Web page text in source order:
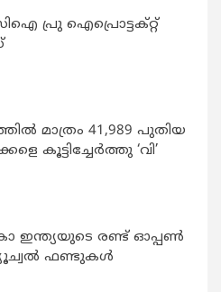
പ്രു ഐപ്രൊട്ടക്റ്റ്
മാത്രം 41,989 പുതിയ
കൂട്ടിച്ചേർത്തു ‘വി’
ഇന്ത്യയുടെ രണ്ട് ഓപ്പണ്‍
ഫണ്ടുകള്‍